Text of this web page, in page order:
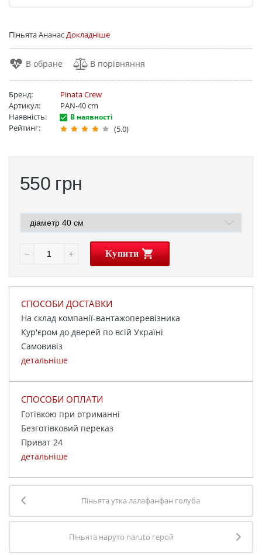
Піньята АнанасДокладніше
Бренд:
Pinata Crew
Артикул:
PAN-40 cm
Наявність:
В наявності
Рейтинг: (5.0)
550 грн
− + Купити
СПОСОБИ ДОСТАВКИ
На склад компанії-вантажоперевізника
Кур'єром до дверей по всій Україні
Самовивіз
детальніше
СПОСОБИ ОПЛАТИ
Готівкою при отриманні
Безготівковий переказ
Приват 24
детальніше
Піньята утка лалафанфан голуба
Піньята наруто naruto герой